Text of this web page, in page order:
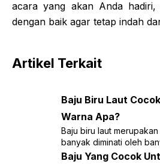
acara yang akan Anda
dengan baik agar tetap indah
Artikel Terkait
Baju Biru Laut
Warna Apa?
Baju biru laut
banyak diminati oleh
Baju Yang Cocok